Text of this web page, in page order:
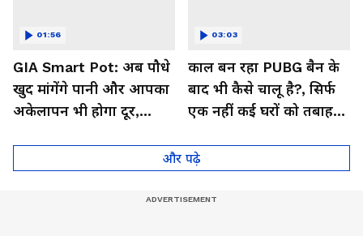
GIA Smart Pot: अब पौधे
खुद मांगेंगे पानी और आपका
अकेलापन भी होगा दूर,
01:56
काल बन रहा PUBG बैन के
बाद भी कैसे चालू है?, सिर्फ
एक नहीं कई घरों को तबाह
03:03
और पढ़े